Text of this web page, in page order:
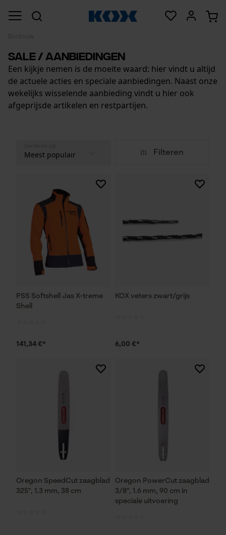
Sale / Aanbiedingen
Een kijkje nemen is de moeite waard: hier vindt u altijd
de actuele acties en speciale aanbiedingen. Naast onze
wekelijks wisselende aanbieding vindt u hier ook
afgeprijsde artikelen en restpartijen.
Filteren
PSS Softshell Jas X-treme
Shell
141,34 €*
KOX veters zwart/grijs
6,00 €*
Oregon SpeedCut zaagblad
325", 1.3 mm, 38 cm
Oregon PowerCut zaagblad
3/8", 1.6 mm, 90 cm in
speciale uitvoering